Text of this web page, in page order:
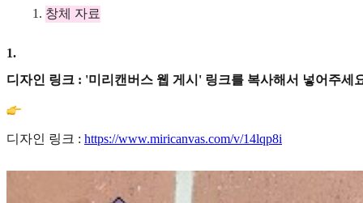
창체 자료
1.
디자인 링크 : '미리캔버스 웹 게시' 링크를 복사해서 넣어주세
디자인 링크 : https://www.miricanvas.com/v/14lqp8i